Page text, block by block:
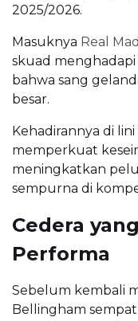
2025/2026.
Masuknya Real
skuad
bahwa sang
besar.
Kehadirannya di
memperkuat
meningkatkan
sempurna di
Cedera
Performa
Sebelum kembali
Bellingham